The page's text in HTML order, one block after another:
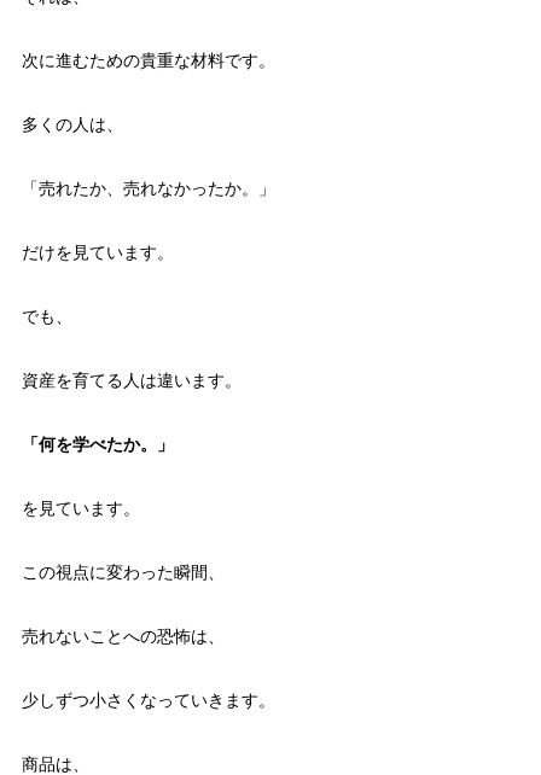
次に進むための貴重な材料です。
多くの人は、
「売れたか、売れなかったか。」
だけを見ています。
でも、
資産を育てる人は違います。
「何を学べたか。」
を見ています。
この視点に変わった瞬間、
売れないことへの恐怖は、
少しずつ小さくなっていきます。
商品は、